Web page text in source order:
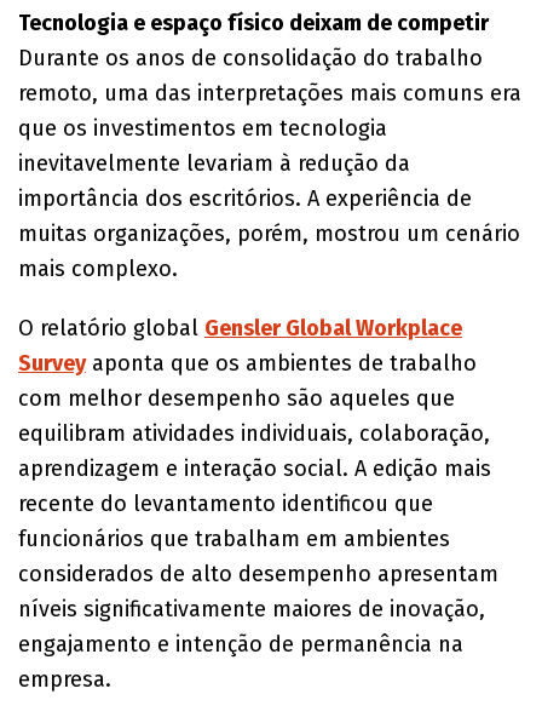
Tecnologia e espaço físico deixam de competir
Durante os anos de consolidação do trabalho
remoto, uma das interpretações mais comuns era
que os investimentos em tecnologia
inevitavelmente levariam à redução da
importância dos escritórios. A experiência de
muitas organizações, porém, mostrou um cenário
mais complexo.
O relatório global Gensler Global Workplace
Surveyaponta que os ambientes de trabalho
com melhor desempenho são aqueles que
equilibram atividades individuais, colaboração,
aprendizagem e interação social. A edição mais
recente do levantamento identificou que
funcionários que trabalham em ambientes
considerados de alto desempenho apresentam
níveis significativamente maiores de inovação,
engajamento e intenção de permanência na
empresa.